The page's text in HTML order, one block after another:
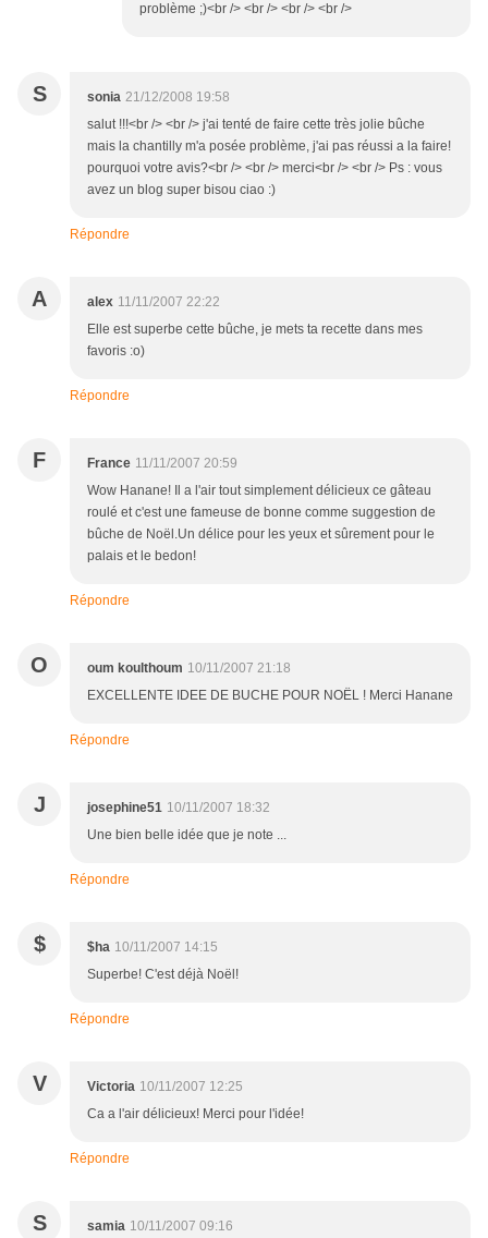
problème ;)<br /> <br /> <br /> <br />
S sonia 21/12/2008 19:58
salut !!!<br /> <br /> j'ai tenté de faire cette très jolie bûche
mais la chantilly m'a posée problème, j'ai pas réussi a la faire!
pourquoi votre avis?<br /> <br /> merci<br /> <br /> Ps : vous
avez un blog super bisou ciao :)
Répondre
A alex 11/11/2007 22:22
Elle est superbe cette bûche, je mets ta recette dans mes
favoris :o)
Répondre
F France 11/11/2007 20:59
Wow Hanane! Il a l'air tout simplement délicieux ce gâteau
roulé et c'est une fameuse de bonne comme suggestion de
bûche de Noël.Un délice pour les yeux et sûrement pour le
palais et le bedon!
Répondre
O oum koulthoum 10/11/2007 21:18
EXCELLENTE IDEE DE BUCHE POUR NOËL ! Merci Hanane
Répondre
J josephine51 10/11/2007 18:32
Une bien belle idée que je note ...
Répondre
$ $ha 10/11/2007 14:15
Superbe! C'est déjà Noël!
Répondre
V Victoria 10/11/2007 12:25
Ca a l'air délicieux! Merci pour l'idée!
Répondre
S samia 10/11/2007 09:16